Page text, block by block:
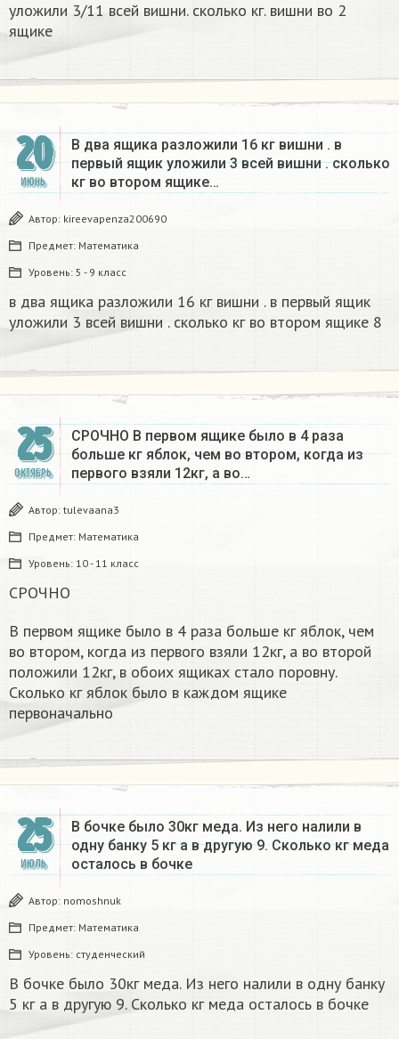
уложили 3/11 всей вишни. сколько кг. вишни во 2
ящике
20
ИЮНЬ
В два ящика разложили 16 кг вишни . в
первый ящик уложили 3 всей вишни . сколько
кг во втором ящике…
Автор: kireevapenza200690
Предмет: Математика
Уровень: 5 - 9 класс
в два ящика разложили 16 кг вишни . в первый ящик
уложили 3 всей вишни . сколько кг во втором ящике 8
25
ОКТЯБРЬ
СРОЧНО В первом ящике было в 4 раза
больше кг яблок, чем во втором, когда из
первого взяли 12кг, а во…
Автор: tulevaana3
Предмет: Математика
Уровень: 10 - 11 класс
СРОЧНО
В первом ящике было в 4 раза больше кг яблок, чем
во втором, когда из первого взяли 12кг, а во второй
положили 12кг, в обоих ящиках стало поровну.
Сколько кг яблок было в каждом ящике
первоначально
25
ИЮЛЬ
В бочке было 30кг меда. Из него налили в
одну банку 5 кг а в другую 9. Сколько кг меда
осталось в бочке
Автор: nomoshnuk
Предмет: Математика
Уровень: студенческий
В бочке было 30кг меда. Из него налили в одну банку
5 кг а в другую 9. Сколько кг меда осталось в бочке